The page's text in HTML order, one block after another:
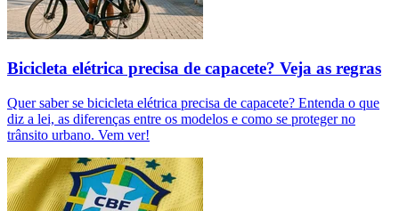
Bicicleta elétrica precisa de capacete? Veja as regras
Quer saber se bicicleta elétrica precisa de capacete? Entenda o que
diz a lei, as diferenças entre os modelos e como se proteger no
trânsito urbano. Vem ver!